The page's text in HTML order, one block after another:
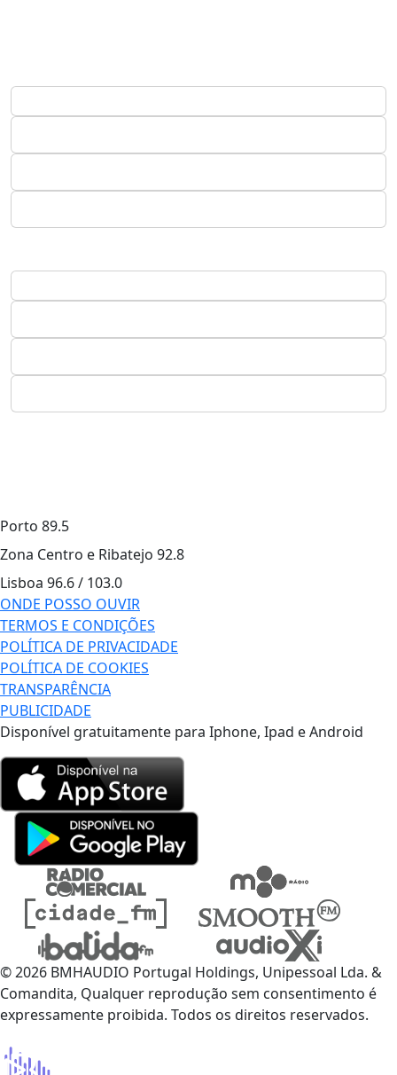
Porto 89.5
Zona Centro e Ribatejo 92.8
Lisboa 96.6 / 103.0
ONDE POSSO OUVIR
TERMOS E CONDIÇÕES
POLÍTICA DE PRIVACIDADE
POLÍTICA DE COOKIES
TRANSPARÊNCIA
PUBLICIDADE
Disponível gratuitamente para Iphone, Ipad e Android
© 2026 BMHAUDIO Portugal Holdings, Unipessoal Lda. &
Comandita, Qualquer reprodução sem consentimento é
expressamente proibida. Todos os direitos reservados.